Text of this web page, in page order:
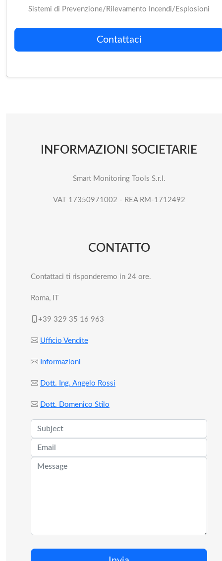
Sistemi di Prevenzione/Rilevamento Incendi/Esplosioni
Contattaci
INFORMAZIONI SOCIETARIE
Smart Monitoring Tools S.r.l.
VAT 17350971002 - REA RM-1712492
CONTATTO
Contattaci ti risponderemo in 24 ore.
Roma, IT
+39 329 35 16 963
Ufficio Vendite
Informazioni
Dott. Ing. Angelo Rossi
Dott. Domenico Stilo